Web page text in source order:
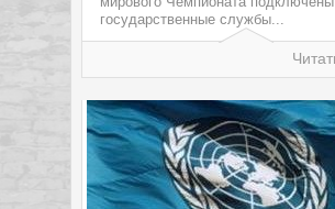
государственные службы...